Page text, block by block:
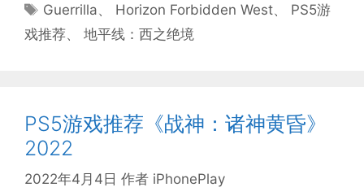
标
签
Guerrilla、 Horizon Forbidden West、 PS5游
戏推荐、 地平线：西之绝境
PS5游戏推荐《战神：诸神黄昏》
2022
2022年4月4日 作者 iPhonePlay